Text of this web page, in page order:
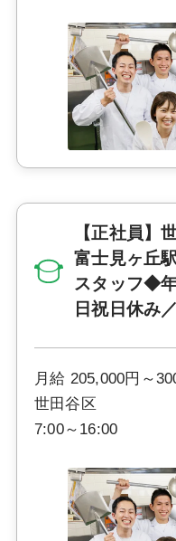
【正社員】
富士見ヶ丘
スタッフ◆
日祝日休み
月給 205,000円～
世田谷区
7:00～16:00